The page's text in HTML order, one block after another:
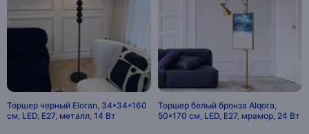
Торшер черный Eloran, 34*34*160
см, LED, Е27, металл, 14 Вт
Торшер белый бронза Alqora,
50*170 см, LED, Е27, мрамор, 24 Вт